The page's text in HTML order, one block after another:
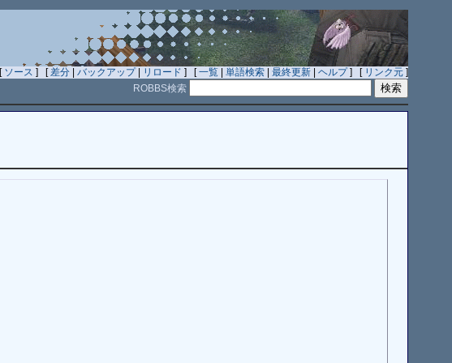
ソース ] [ 差分 |バックアップ| リロード ] [一覧 |単語検索 |最終更新 |ヘルプ] [ リンク元 ]
ROBBS検索